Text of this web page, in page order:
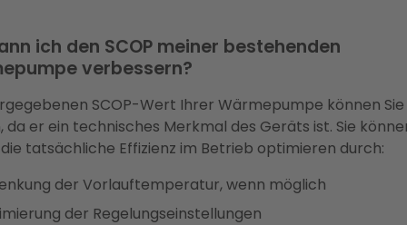
ich den SCOP meiner bestehenden
verbessern?
SCOP-Wert Ihrer Wärmepumpe können
da er ein technisches Merkmal des Geräts ist. Sie
tatsächliche Effizienz im Betrieb optimieren durch:
der Vorlauftemperatur, wenn möglich
der Regelungseinstellungen